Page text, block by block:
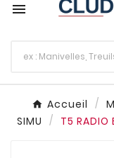

Accueil
SIMU
T5